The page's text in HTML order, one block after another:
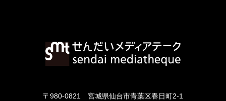
〒980-0821 宮城県仙台市青葉区春日町2-1